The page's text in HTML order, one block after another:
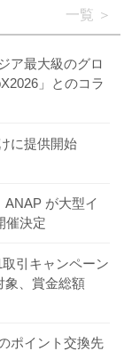
一覧
ア最大級のグロ
」とのコラ
に提供開始
ANAP が大型イ
催決定
引キャンペーン
象、賞金総額
ポイント交換先